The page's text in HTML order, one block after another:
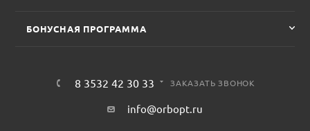
БОНУСНАЯ ПРОГРАММА
8 3532 42 30 33 ЗАКАЗАТЬ ЗВОНОК
info@orbopt.ru